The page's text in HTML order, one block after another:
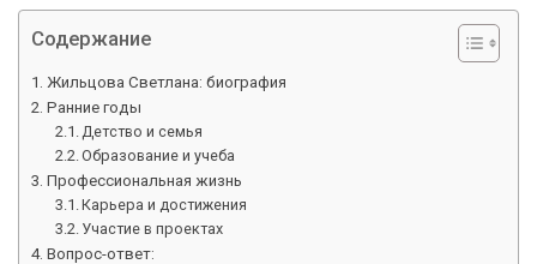
Содержание
Жильцова Светлана: биография
Ранние годы
Детство и семья
Образование и учеба
Профессиональная жизнь
Карьера и достижения
Участие в проектах
Вопрос-ответ: